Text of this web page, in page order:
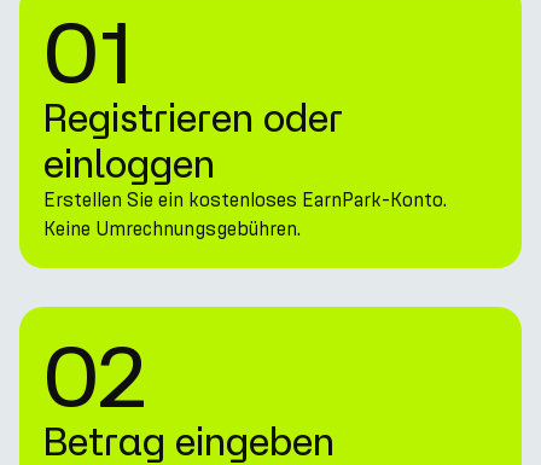
01
Registrieren oder
einloggen
Erstellen Sie ein kostenloses EarnPark-Konto.
Keine Umrechnungsgebühren.
02
Betrag eingeben